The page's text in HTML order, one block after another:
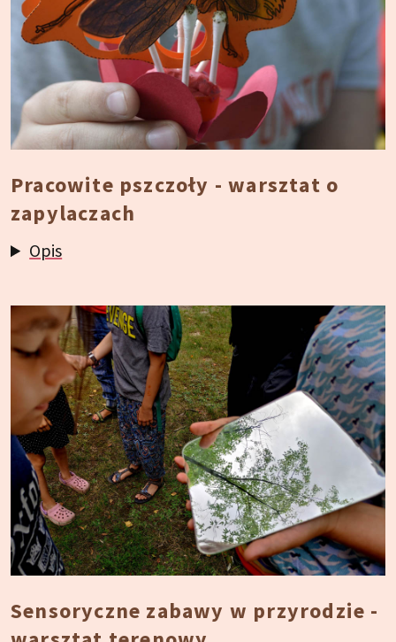
Pracowite pszczoły - warsztat o
zapylaczach
Opis
Sensoryczne zabawy w przyrodzie -